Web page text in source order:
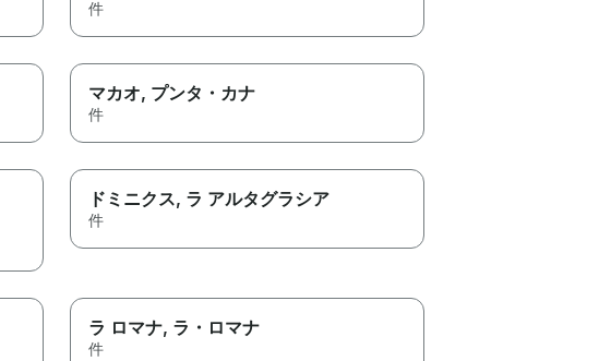
件
マカオ, プンタ・カナ
件
ドミニクス, ラ アルタグラシア
件
ラ ロマナ, ラ・ロマナ
件